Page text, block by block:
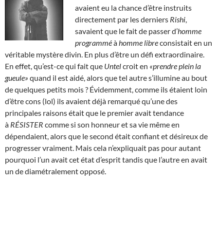
avaient eu la chance d’être instruits
directement par les derniers Rishi
savaient que le fait de passer d’homme
programméà homme libreconsistait en un
véritable mystère divin. En plus d’être un défi extraordinaire.
En effet, qu’est-ce qui fait que Untelcroit en «prendre plein la
gueule» quand il est aidé, alors que tel autre s’illumine au bout
de quelques petits mois ? Évidemment, comme ils étaient loin
d’être cons (lol) ils avaient déjà remarqué qu’une des
principales raisons était que le premier avait tendance
à RÉSISTER comme si son honneur et sa vie même en
dépendaient, alors que le second était confiant et désireux de
progresser vraiment. Mais cela n’expliquait pas pour autant
pourquoi l’un avait cet état d’esprit tandis que l’autre en avait
un de diamétralement opposé.